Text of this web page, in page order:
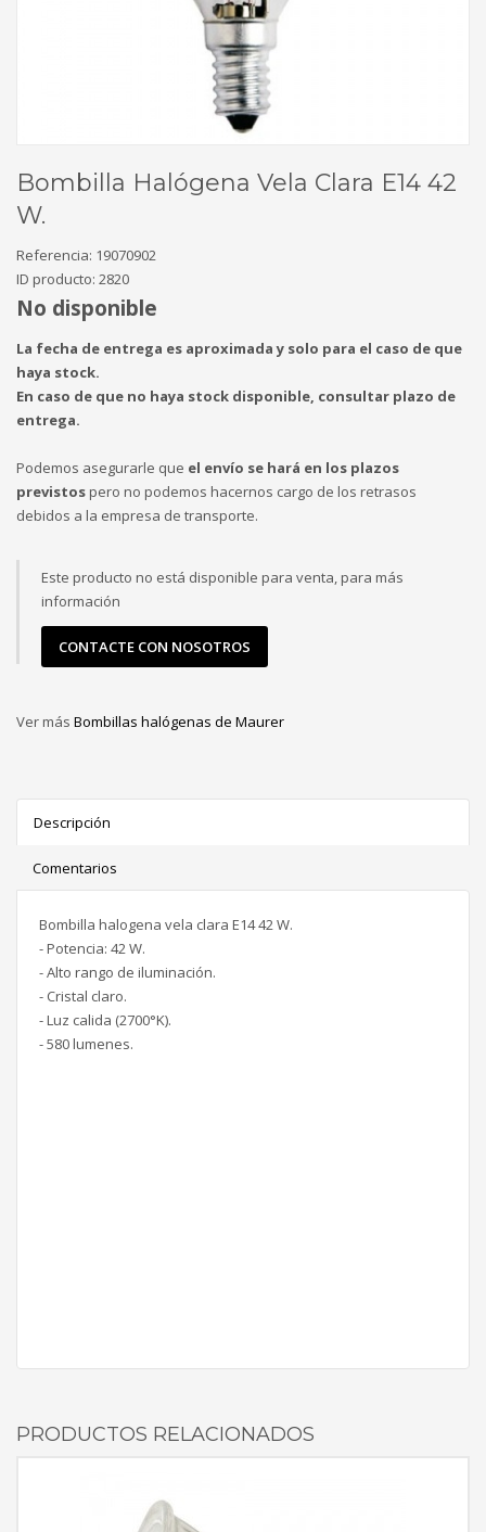
Bombilla Halógena Vela Clara E14 42
W.
Referencia: 19070902
ID producto: 2820
No disponible
La fecha de entrega es aproximada y solo para el caso de que
haya stock.
En caso de que no haya stock disponible, consultar plazo de
entrega.
Podemos asegurarle que el envío se hará en los plazos
previstospero no podemos hacernos cargo de los retrasos
debidos a la empresa de transporte.
Este producto no está disponible para venta, para más
información
CONTACTE CON NOSOTROS
Ver más Bombillas halógenas de Maurer
Descripción
Comentarios
Bombilla halogena vela clara E14 42 W.
- Potencia: 42 W.
- Alto rango de iluminación.
- Cristal claro.
- Luz calida (2700°K).
- 580 lumenes.
PRODUCTOS RELACIONADOS